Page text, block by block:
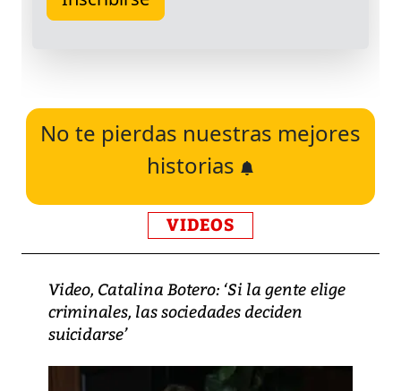
No te pierdas nuestras mejores
historias
VIDEOS
Video, Catalina Botero: ‘Si la gente elige
criminales, las sociedades deciden
suicidarse’